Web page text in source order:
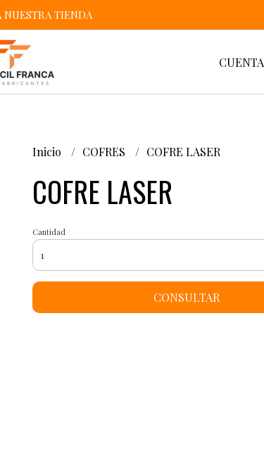
NUESTRA TIENDA
CUENTA
Inicio COFRES COFRE LASER
COFRE LASER
Cantidad
CONSULTAR